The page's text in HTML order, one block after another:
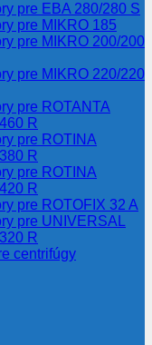
pre EBA 280/280 S
pre MIKRO 185
pre MIKRO 200/200
pre MIKRO 220/220
pre ROTANTA
R
pre ROTINA
R
pre ROTINA
R
pre ROTOFIX 32 A
pre UNIVERSAL
R
centrifúgy